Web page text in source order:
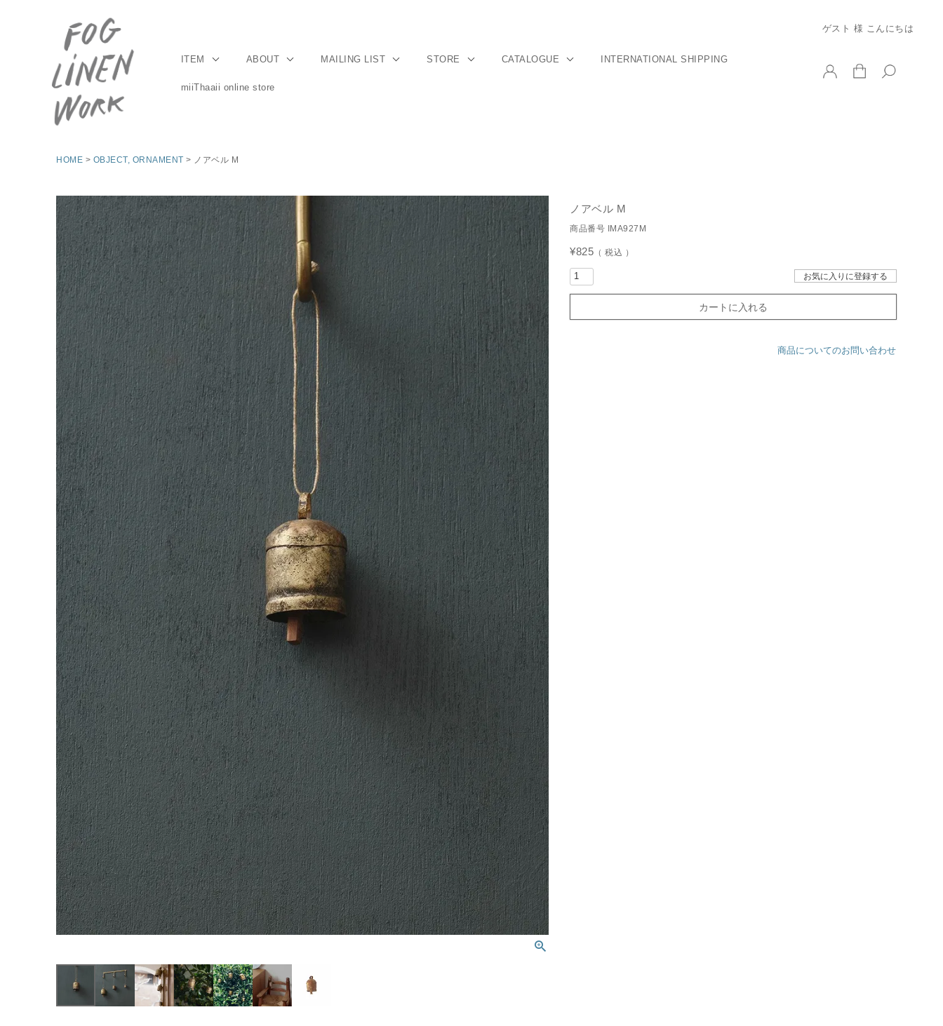
ITEM ABOUT MAILING LIST STORE CATALOGUE INTERNATIONAL SHIPPING
miiThaaii online store
ゲスト 様 こんにちは
HOME OBJECT, ORNAMENT ノアベル M
ノアベル M
商品番号 IMA927M
¥825 税込
お気に入りに登録する
カートに入れる
商品についてのお問い合わせ